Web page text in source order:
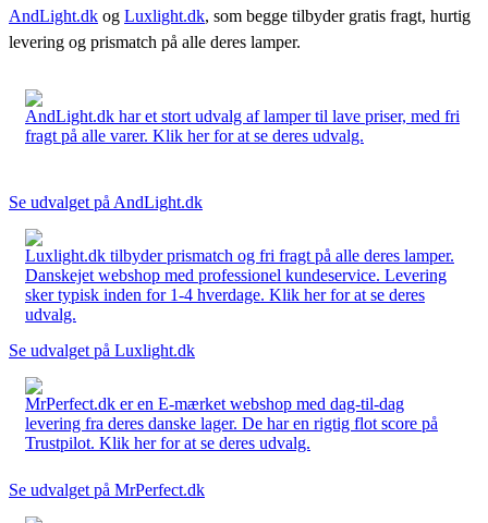
AndLight.dk og Luxlight.dk, som begge tilbyder gratis fragt, hurtig
levering og prismatch på alle deres lamper.
AndLight.dk har et stort udvalg af lamper til lave priser, med fri
fragt på alle varer. Klik her for at se deres udvalg.
Se udvalget på AndLight.dk
Luxlight.dk tilbyder prismatch og fri fragt på alle deres lamper.
Danskejet webshop med professionel kundeservice. Levering
sker typisk inden for 1-4 hverdage. Klik her for at se deres
udvalg.
Se udvalget på Luxlight.dk
MrPerfect.dk er en E-mærket webshop med dag-til-dag
levering fra deres danske lager. De har en rigtig flot score på
Trustpilot. Klik her for at se deres udvalg.
Se udvalget på MrPerfect.dk